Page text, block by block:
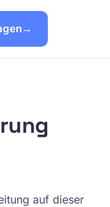
auf dieser